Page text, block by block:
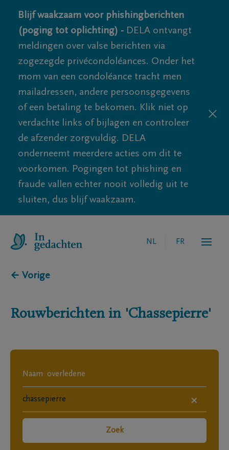
Blijf waakzaam voor phishingberichten
(poging tot oplichting) - DELA ontvangt
meldingen over valse berichten via
zogezegde privécondoléances. Onder het
mom van een condoléance tracht men
mailadressen, andere persoonsgegevens
of een betaling te bekomen. Klik niet op
verdachte links of bijlagen en controleer
de afzender zorgvuldig. DELA
onderneemt meerdere acties om dit te
voorkomen. Pogingen tot phishing en
fraude vallen echter nooit volledig uit te
sluiten, dus blijf waakzaam.
NL FR
← Vorige
Rouwberichten in 'Chassepierre'
×
Zoek